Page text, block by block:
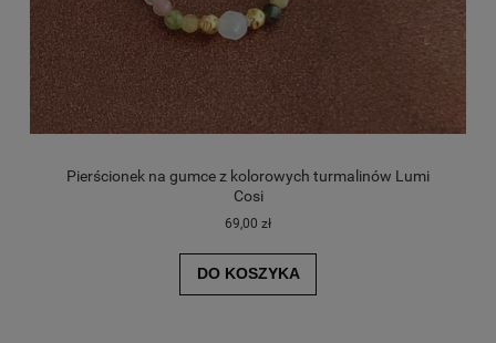
Pierścionek na gumce z kolorowych turmalinów Lumi
Cosi
69,00 zł
DO KOSZYKA